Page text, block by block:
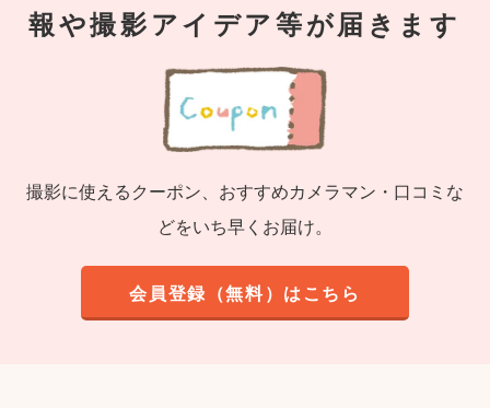
報や撮影アイデア等が届きます
撮影に使えるクーポン、おすすめカメラマン・口コミな
どをいち早くお届け。
会員登録（無料）はこちら